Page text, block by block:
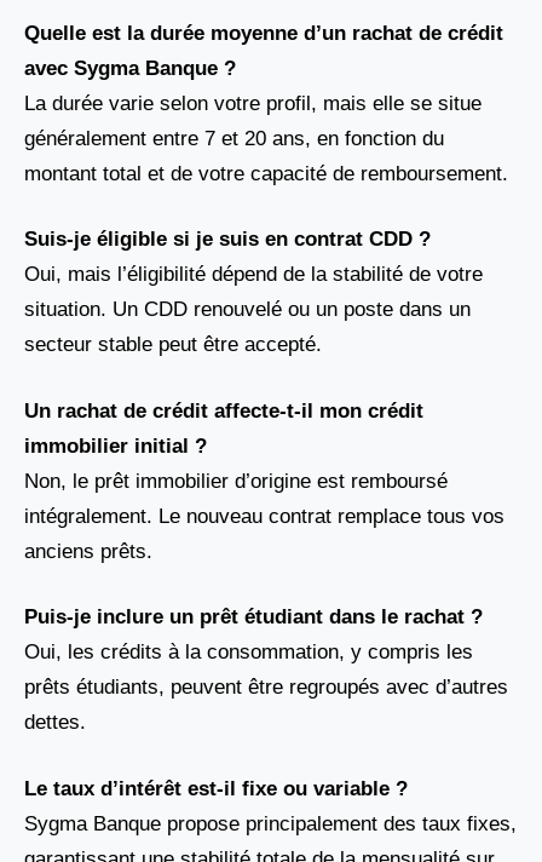
Quelle est la durée moyenne d’un rachat de crédit
avec Sygma Banque ?
La durée varie selon votre profil, mais elle se situe
généralement entre 7 et 20 ans, en fonction du
montant total et de votre capacité de remboursement.
Suis-je éligible si je suis en contrat CDD ?
Oui, mais l’éligibilité dépend de la stabilité de votre
situation. Un CDD renouvelé ou un poste dans un
secteur stable peut être accepté.
Un rachat de crédit affecte-t-il mon crédit
immobilier initial ?
Non, le prêt immobilier d’origine est remboursé
intégralement. Le nouveau contrat remplace tous vos
anciens prêts.
Puis-je inclure un prêt étudiant dans le rachat ?
Oui, les crédits à la consommation, y compris les
prêts étudiants, peuvent être regroupés avec d’autres
dettes.
Le taux d’intérêt est-il fixe ou variable ?
Sygma Banque propose principalement des taux fixes,